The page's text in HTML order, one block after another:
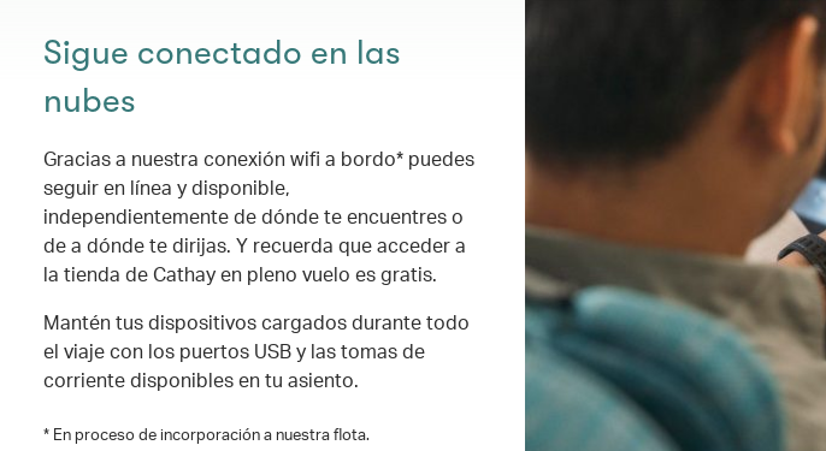
Sigue conectado en las
nubes
Gracias a nuestra conexión wifi a bordo* puedes
seguir en línea y disponible,
independientemente de dónde te encuentres o
de a dónde te dirijas. Y recuerda que acceder a
la tienda de Cathay en pleno vuelo es gratis.
Mantén tus dispositivos cargados durante todo
el viaje con los puertos USB y las tomas de
corriente disponibles en tu asiento.
* En proceso de incorporación a nuestra flota.